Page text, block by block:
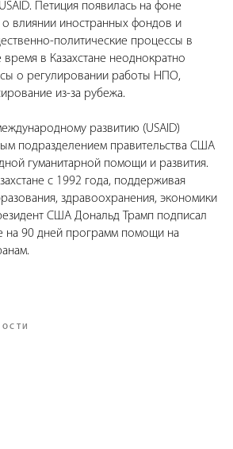
Петиция появилась на фоне
о влиянии иностранных фондов и
политические процессы в
в Казахстане неоднократно
о регулировании работы НПО,
из-за рубежа.
развитию (USAID)
подразделением правительства США
гуманитарной помощи и развития.
с 1992 года, поддерживая
здравоохранения, экономики
США Дональд Трамп подписал
на 90 дней программ помощи на